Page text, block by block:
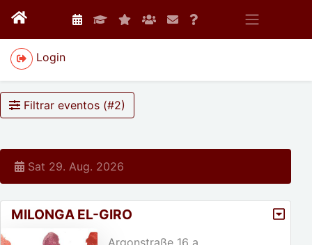
Login
Filtrar eventos (#2)
Sat 29. Aug. 2026
MILONGA EL-GIRO
Argonstraße 16 a